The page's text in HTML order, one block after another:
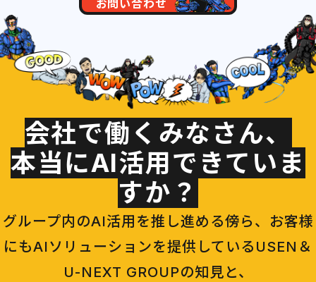
お問い合わせ
会社で働くみなさん、
本当にAI活用できていま
すか？
グループ内のAI活用を推し進める傍ら、お客様
にもAIソリューションを提供しているUSEN＆
U-NEXT GROUPの知見と、